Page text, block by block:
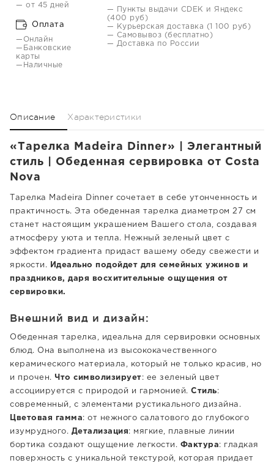
— от 45 дней
Оплата
—Онлайн
—Банковские
карты
—Наличные
— Пункты выдачи CDEK и Яндекс
(400 руб)
— Курьерская доставка (1 100 руб)
— Самовывоз (бесплатно)
— Доставка по России
Описание Характеристики
«Тарелка Madeira Dinner» | Элегантный
стиль | Обеденная сервировка от Costa
Nova
Тарелка Madeira Dinner сочетает в себе утонченность и
практичность. Эта обеденная тарелка диаметром 27 см
станет настоящим украшением Вашего стола, создавая
атмосферу уюта и тепла. Нежный зеленый цвет с
эффектом градиента придаст вашему обеду свежести и
яркости.
Идеально подойдет для семейных ужинов и
праздников, даря восхитительные ощущения от
сервировки.
Внешний вид и дизайн:
Обеденная тарелка, идеальна для сервировки основных
блюд. Она выполнена из высококачественного
керамического материала, который не только красив, но
и прочен. Что символизирует: ее зеленый цвет
ассоциируется с природой и гармонией. Стиль:
современный, с элементами рустикального дизайна.
Цветовая гамма: от нежного салатового до глубокого
изумрудного. Детализация: мягкие, плавные линии
бортика создают ощущение легкости. Фактура: гладкая
поверхность с уникальной текстурой, которая придает